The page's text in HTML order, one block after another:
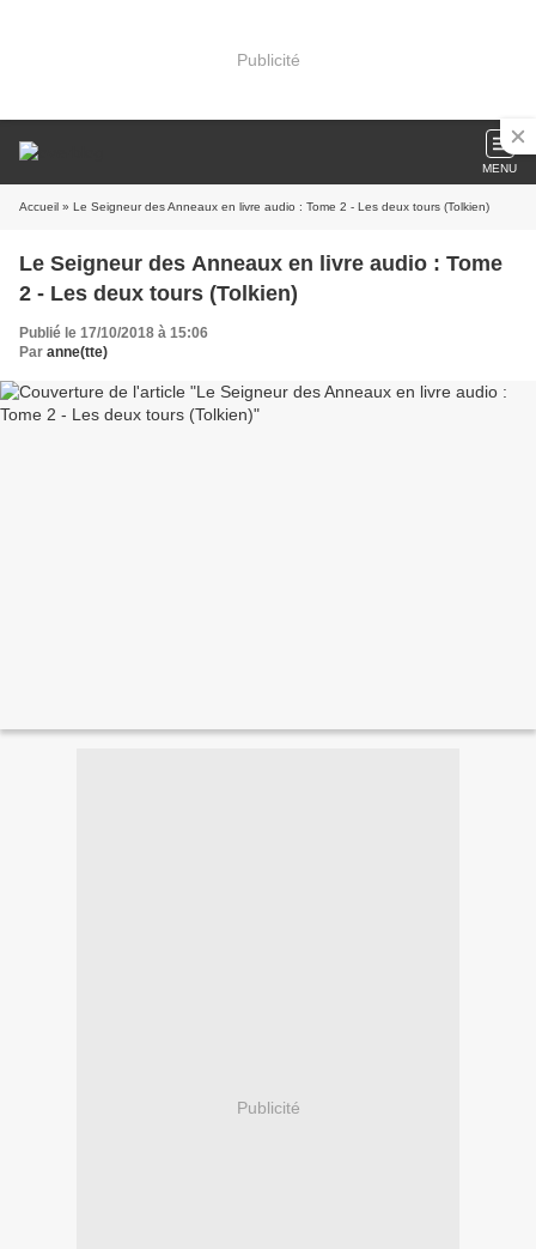
Publicité
MENU
Accueil » Le Seigneur des Anneaux en livre audio : Tome 2 - Les deux tours (Tolkien)
Le Seigneur des Anneaux en livre audio : Tome
2 - Les deux tours (Tolkien)
Publié le 17/10/2018 à 15:06
Par anne(tte)
Publicité